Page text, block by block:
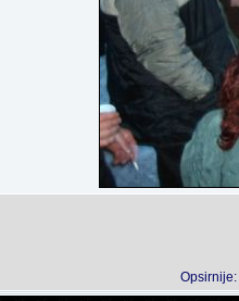
Opsirnije: